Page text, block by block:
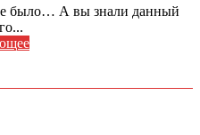
было… А вы знали данный